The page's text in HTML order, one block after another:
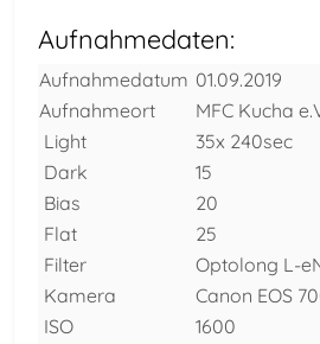
Aufnahmedaten:
Aufnahmedatum 01.09.2019
Aufnahmeort
MFC Kucha
Light
35x 240sec
Dark
15
Bias
20
Flat
25
Filter
Optolong L-
Kamera
Canon EOS
ISO
1600